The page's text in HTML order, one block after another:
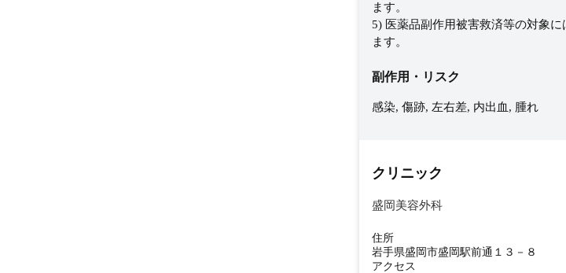
ます。
5) 医薬品副作用被害救済等の対象に
ます。
副作用・リスク
感染, 傷跡, 左右差, 内出血, 腫れ
クリニック
盛岡美容外科
住所
岩手県盛岡市盛岡駅前通１３－８
アクセス